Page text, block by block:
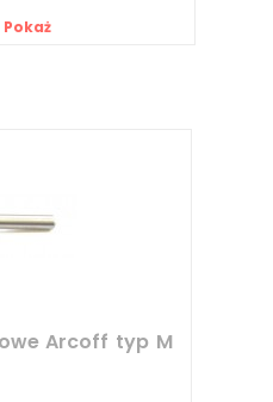
Pokaż
Arcoff typ M